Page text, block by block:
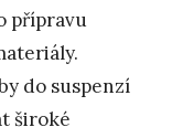
přípravu
do suspenzí
široké